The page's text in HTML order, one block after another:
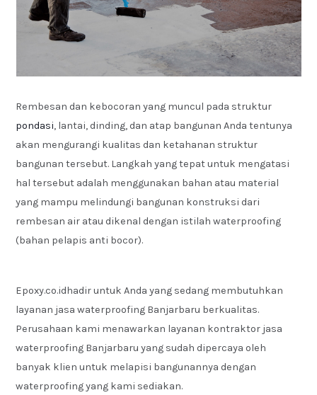
Rembesan dan kebocoran yang muncul pada struktur
pondasi, lantai, dinding, dan atap bangunan Anda tentunya
akan mengurangi kualitas dan ketahanan struktur
bangunan tersebut. Langkah yang tepat untuk mengatasi
hal tersebut adalah menggunakan bahan atau material
yang mampu melindungi bangunan konstruksi dari
rembesan air atau dikenal dengan istilah waterproofing
(bahan pelapis anti bocor).
Epoxy.co.idhadir untuk Anda yang sedang membutuhkan
layanan jasa waterproofing Banjarbaru berkualitas.
Perusahaan kami menawarkan layanan kontraktor jasa
waterproofing Banjarbaru yang sudah dipercaya oleh
banyak klien untuk melapisi bangunannya dengan
waterproofing yang kami sediakan.